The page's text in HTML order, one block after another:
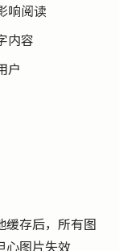
响阅读
内容
户
缓存后，所有图
心图片失效